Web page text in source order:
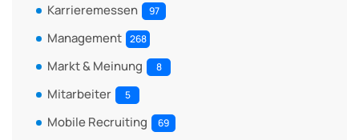
Karrieremessen 97
Management 268
Markt & Meinung 8
Mitarbeiter 5
Mobile Recruiting 69